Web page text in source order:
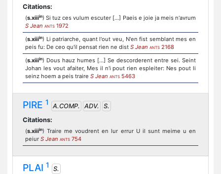
Citations:
(s.xiiiin) Si tuz ces vulum escuter [...] Paeis e joie ja meis n'avrum
S Jean ANTS 1972
(s.xiiiin) Li patriarche, quant l'out veu, N'en fist semblant mes en
peis fu: De ceo qu'il pensat rien ne dist S Jean ANTS 2168
(s.xiiiin) Dous hauz humes [...] Se descorderent entre sei. Seint
Johan les vout afaiter, Mes il n'i pout rien espleiter: Nes pout li
seinz hoem a peis traire S Jean ANTS 5463
PIRE 1 A.COMP. ADV.
S.
Citations:
(s.xiiiin) Traire me voudrent en lur errur U il sunt meime u en
peiur S Jean ANTS 754
PLAI 1
S.